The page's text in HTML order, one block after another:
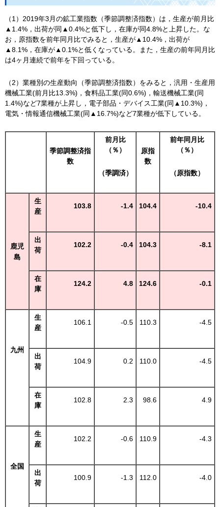
（1）2019年3月の鉱工業指数（季節調整済指数）は，生産が前月比
▲1.4%，出荷が同▲0.4%と低下し，在庫が同4.8%と上昇した。な
お，原指数を前年同月比でみると，生産が▲10.4%，出荷が
▲8.1%，在庫が▲0.1%と低くなっている。また，生産の前年同月比
は4ヶ月連続で前年を下回っている。
（2）業種別の生産動向（季節調整済指数）をみると，汎用・生産用
機械工業(前月比13.3%)，食料品工業(同0.6%)，輸送機械工業(同
1.4%)など7業種が上昇し，電子部品・デバイス工業(同▲10.3%)，
電気・情報通信機械工業(同▲16.7%)など7業種が低下している。
季節調整済指
数
前月比
（％）
（季調済）
原指
数
前年同月比
（％）
（原指数）
鹿児
島
生
産
103.8 -1.4 104.4 -10.4
出
荷
102.2 -0.4 104.3 -8.1
在
庫
124.2 4.8 124.6 -0.1
九州
生
産
106.1 -0.5 110.3 -4.5
出
荷
104.9 0.2 110.0 -4.5
在
庫
102.8 2.3 98.6 4.9
全国
生
産
102.2 -0.6 110.9 -4.3
出
荷
100.9 -1.3 112.0 -4.0